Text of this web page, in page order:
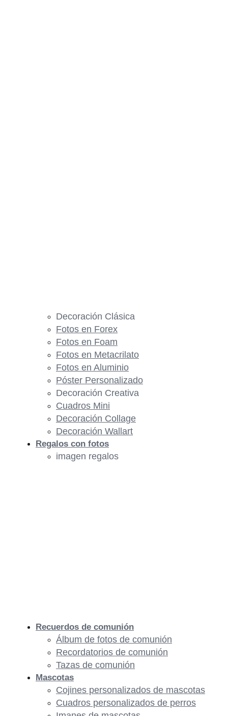
Decoración Clásica
Fotos en Forex
Fotos en Foam
Fotos en Metacrilato
Fotos en Aluminio
Póster Personalizado
Decoración Creativa
Cuadros Mini
Decoración Collage
Decoración Wallart
Regalos con fotos
imagen regalos
Recuerdos de comunión
Álbum de fotos de comunión
Recordatorios de comunión
Tazas de comunión
Mascotas
Cojines personalizados de mascotas
Cuadros personalizados de perros